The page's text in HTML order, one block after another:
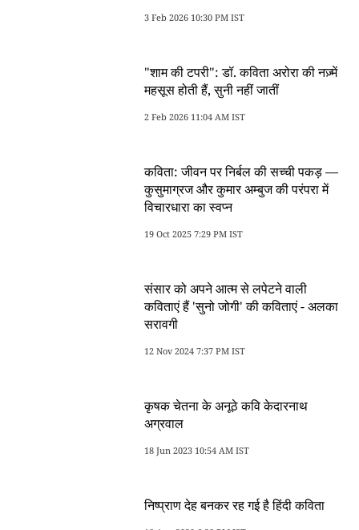
3 Feb 2026 10:30 PM IST
"शाम की टपरी": डॉ. कविता अरोरा की नज़्में
महसूस होती हैं, सुनी नहीं जातीं
2 Feb 2026 11:04 AM IST
कविता: जीवन पर निर्बल की सच्ची पकड़ —
कुसुमाग्रज और कुमार अम्बुज की परंपरा में
विचारधारा का स्वप्न
19 Oct 2025 7:29 PM IST
संसार को अपने आत्म से लपेटने वाली
कविताएं हैं 'सुनो जोगी' की कविताएं - अलका
सरावगी
12 Nov 2024 7:37 PM IST
कृषक चेतना के अनूठे कवि केदारनाथ
अग्रवाल
18 Jun 2023 10:54 AM IST
निष्प्राण देह बनकर रह गई है हिंदी कविता